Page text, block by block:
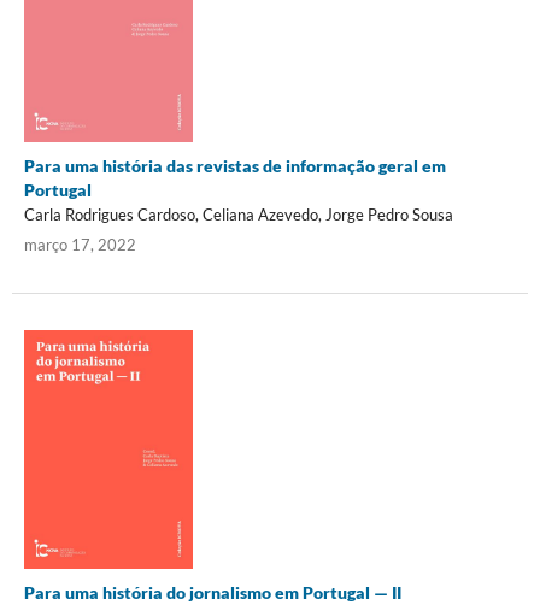
Para uma história das revistas de informação geral em
Portugal
Carla Rodrigues Cardoso, Celiana Azevedo, Jorge Pedro Sousa
março 17, 2022
Para uma história do jornalismo em Portugal — II